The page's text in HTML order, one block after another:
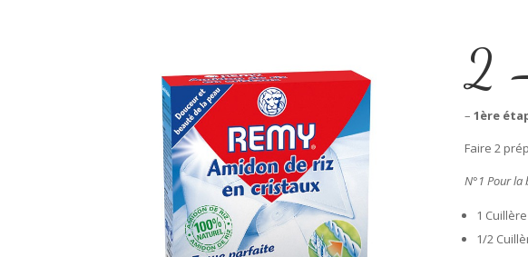
2
– 1ère
Faire 2
N°1 Pour la
1
1/2